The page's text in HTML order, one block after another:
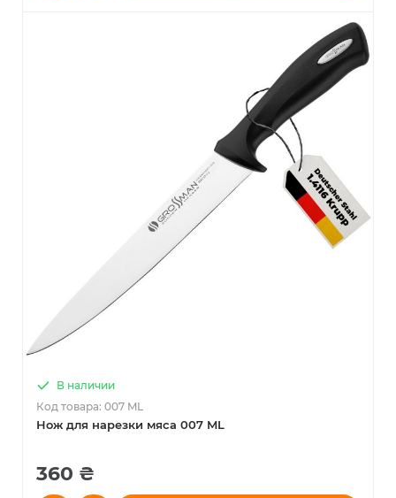
Нож для нарезки мяса 007 ML
В наличии
Код товара: 007 ML
360 ₴